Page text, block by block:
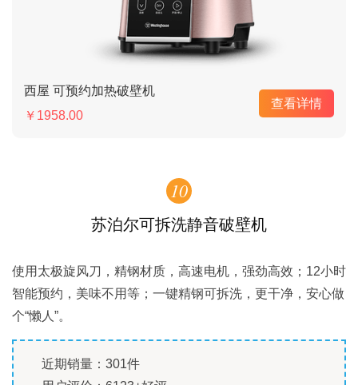
西屋 可预约加热破壁机
￥1958.00
查看详情
10
苏泊尔可拆洗静音破壁机
使用太极旋风刀，精钢材质，高速电机，强劲高效；12小时
智能预约，美味不用等；一键精钢可拆洗，更干净，安心做
个“懒人”。
近期销量：301件